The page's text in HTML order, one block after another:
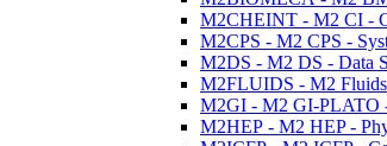
M2CHEINT - M2 CI -
M2CPS - M2 CPS -
M2DS - M2 DS - Data
M2FLUIDS - M2 Fluids
M2GI - M2 GI-PLATO -
M2HEP - M2 HEP -